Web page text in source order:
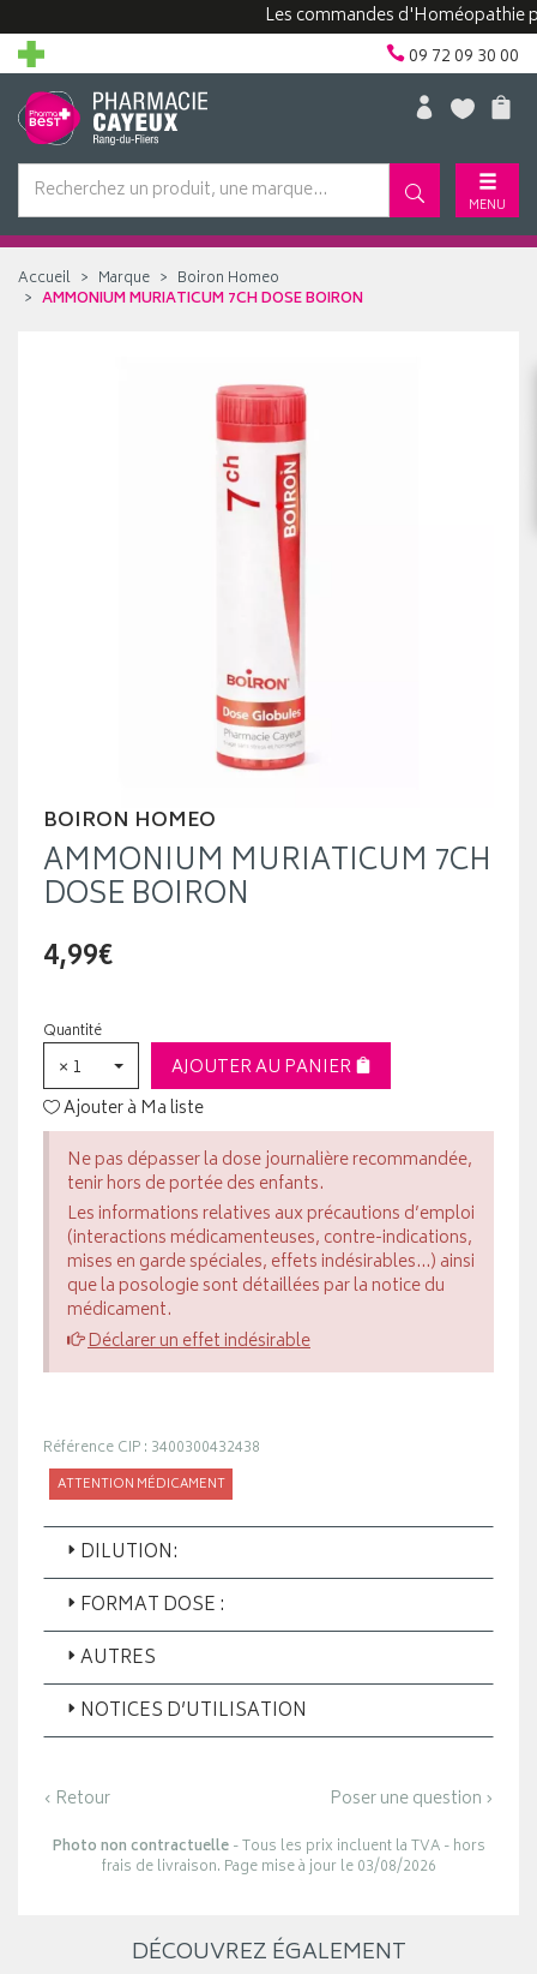
Les commandes d'Homéopathie
09 72 09 30 00
MENU
Accueil Marque
Boiron Homeo
AMMONIUM MURIATICUM 7CH DOSE BOIRON
BOIRON HOMEO
AMMONIUM MURIATICUM 7CH
DOSE BOIRON
4,99€
Quantité
× 1
AJOUTER AU PANIER
Ajouter à Ma liste
Ne pas dépasser la dose journalière recommandée,
tenir hors de portée des enfants.
Les informations relatives aux précautions d’emploi
(interactions médicamenteuses, contre-indications,
mises en garde spéciales, effets indésirables...) ainsi
que la posologie sont détaillées par la notice du
médicament.
Déclarer un effet indésirable
Référence CIP : 3400300432438
ATTENTION MÉDICAMENT
DILUTION:
FORMAT DOSE :
AUTRES
NOTICES D’UTILISATION
‹ Retour Poser une question ›
Photo non contractuelle- Tous les prix incluent la TVA - hors
frais de livraison. Page mise à jour le 03/08/2026
DÉCOUVREZ ÉGALEMENT